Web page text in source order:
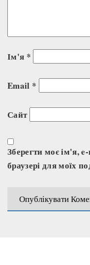
Ім'я *
Email *
Сайт
Зберегти моє ім'я,
браузері для моїх